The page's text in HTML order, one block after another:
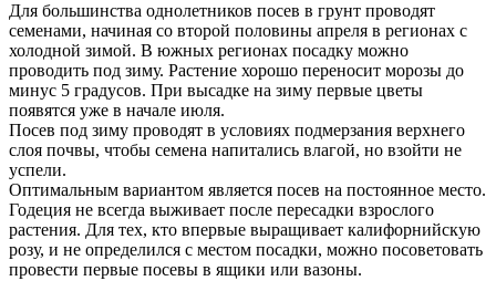
Для большинства однолетников посев в грунт проводят
семенами, начиная со второй половины апреля в регионах с
холодной зимой. В южных регионах посадку можно
проводить под зиму. Растение хорошо переносит морозы до
минус 5 градусов. При высадке на зиму первые цветы
появятся уже в начале июля.
Посев под зиму проводят в условиях подмерзания верхнего
слоя почвы, чтобы семена напитались влагой, но взойти не
успели.
Оптимальным вариантом является посев на постоянное место.
Годеция не всегда выживает после пересадки взрослого
растения. Для тех, кто впервые выращивает калифорнийскую
розу, и не определился с местом посадки, можно посоветовать
провести первые посевы в ящики или вазоны.